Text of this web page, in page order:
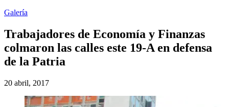
Galería
Trabajadores de Economía y Finanzas
colmaron las calles este 19-A en defensa
de la Patria
20 abril, 2017